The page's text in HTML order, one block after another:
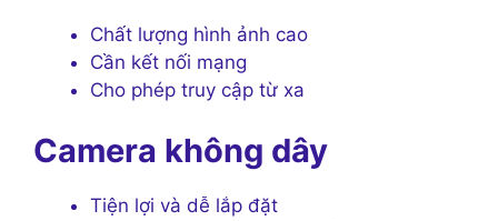
Chất lượng hình ảnh cao
Cần kết nối mạng
Cho phép truy cập từ xa
Camera không dây
Tiện lợi và dễ lắp đặt